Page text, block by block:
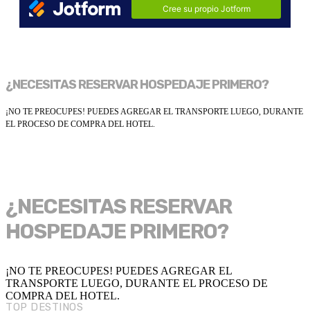
¿NECESITAS RESERVAR HOSPEDAJE PRIMERO?
¡NO TE PREOCUPES! PUEDES AGREGAR EL TRANSPORTE LUEGO, DURANTE
EL PROCESO DE COMPRA DEL HOTEL.
¿NECESITAS RESERVAR
HOSPEDAJE PRIMERO?
¡NO TE PREOCUPES! PUEDES AGREGAR EL
TRANSPORTE LUEGO, DURANTE EL PROCESO DE
COMPRA DEL HOTEL.
TOP DESTINOS